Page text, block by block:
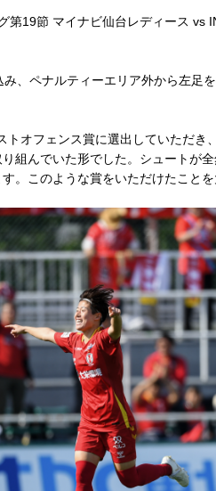
第19節 マイナビ仙台レディース vs
、ペナルティーエリア外から左足
トオフェンス賞に選出していただき、
組んでいた形でした。 シュートが
。
このような賞をいただけたことを